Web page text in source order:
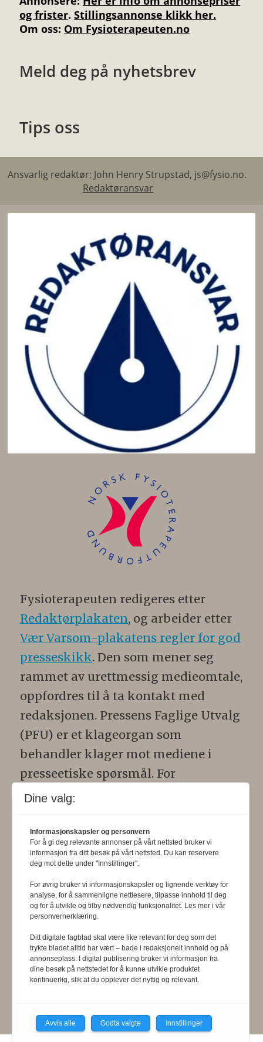
og frister.Stillingsannonse klikk her.
Om oss: Om Fysioterapeuten.no
Meld deg på nyhetsbrev
Tips oss
Ansvarlig redaktør: John Henry Strupstad, js@fysio.no.
Redaktøransvar
Fysioterapeuten redigeres etter
Redaktørplakaten, og arbeider etter
Vær Varsom-plakatens regler for god
presseskikk. Den som mener seg
rammet av urettmessig medieomtale,
oppfordres til å ta kontakt med
redaksjonen. Pressens Faglige Utvalg
(PFU) er et klageorgan som
behandler klager mot mediene i
presseetiske spørsmål. For
informasjon om klageadgang, se:
Formålsparagraf:Fysioterapeuten
skal gjennom en saklig og fri
informasjons- og opinionsformidling
bidra til at fysioterapifaget utvikler
seg i samsvar med samfunnets og
befolkningens behov. Tidsskriftet skal
belyse fysioterapifaglige
organisasjons-, utdannings- og helse-
Dine valg:
Informasjonskapsler og personvern
For å gi deg relevante annonser på vårt nettsted bruker vi
informasjon fra ditt besøk på vårt nettsted. Du kan reservere
deg mot dette under "Innstillinger".
For øvrig bruker vi informasjonskapsler og lignende verktøy for
analyse, for å sammenligne nettlesere, tilpasse innhold til deg
og for å utvikle og tilby nødvendig funksjonalitet. Les mer i vår
personvernerklæring.
Ditt digitale fagblad skal være like relevant for deg som det
trykte bladet alltid har vært – bade i redaksjonelt innhold og på
annonseplass. I digital publisering bruker vi informasjon fra
dine besøk på nettstedet for å kunne utvikle produktet
kontinuerlig, slik at du opplever det nyttig og relevant.
Avvis alle Godta valgte Innstillinger